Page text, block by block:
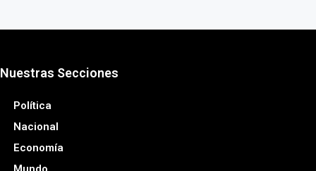
Nuestras Secciones
Política
Nacional
Economía